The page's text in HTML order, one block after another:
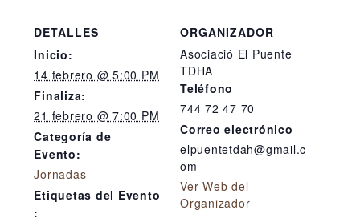
DETALLES
Inicio:
14 febrero @ 5:00 PM
Finaliza:
21 febrero @ 7:00 PM
Categoría de
Evento:
Jornadas
Etiquetas del Evento
:
ORGANIZADOR
Asociació El Puente
TDHA
Teléfono
744 72 47 70
Correo electrónico
elpuentetdah@gmail.c
om
Ver Web del
Organizador